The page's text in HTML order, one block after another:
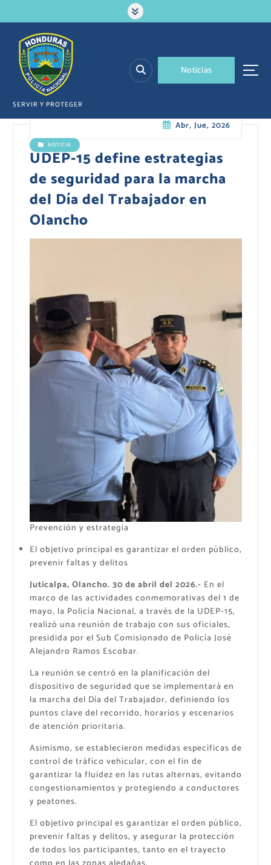
a
SERVIR Y PROTEGER
Noticias
Abr, Jue, 2026
NOTICIA
UDEP-15 define estrategias
de seguridad para la marcha
del Día del Trabajador en
Olancho
Prevención y estrategia
El objetivo principal es garantizar el orden público,
prevenir faltas y delitos
Juticalpa, Olancho. 30 de abril del 2026.- En el
marco de las actividades conmemorativas del 1 de
mayo, la Policía Nacional, a través de la UDEP-15,
realizó una reunión de trabajo con sus oficiales,
presidida por el Sub Comisionado de Policía José
Alejandro Ramos Escobar.
La reunión se centró en la planificación del
dispositivo de seguridad que se implementará en
la marcha del Día del Trabajador, definiendo los
puntos clave del recorrido, horarios y escenarios
de atención prioritaria.
Asimismo, se establecieron medidas específicas de
control de tráfico vehicular, con el fin de
garantizar la fluidez en las rutas alternas, evitando
congestionamientos y protegiendo a conductores
y peatones.
El objetivo principal es garantizar el orden público,
prevenir faltas y delitos, y asegurar la protección
de todos los participantes, tanto en el trayecto